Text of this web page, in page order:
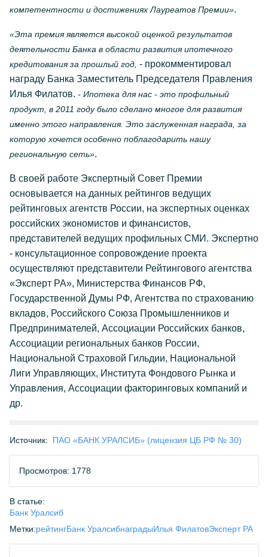
компетентности и достижениях Лауреатов Премии».
«Эта премия является высокой оценкой результатов
деятельности Банка в области развития ипотечного
кредитования за прошлый год, - прокомментировал
награду Банка Заместитель Председателя Правления
Илья Филатов. - Ипотека для нас - это профильный
продукт, в 2011 году было сделано многое для развития
именно этого направления. Это заслуженная награда, за
которую хочется особенно поблагодарить нашу
региональную сеть».
В своей работе Экспертный Совет Премии
основывается на данных рейтингов ведущих
рейтинговых агентств России, на экспертных оценках
российских экономистов и финансистов,
представителей ведущих профильных СМИ. Экспертно
- консультационное сопровождение проекта
осуществляют представители Рейтингового агентства
«Эксперт РА», Министерства Финансов РФ,
Государственной Думы РФ, Агентства по страхованию
вкладов, Российского Союза Промышленников и
Предпринимателей, Ассоциации Российских банков,
Ассоциации региональных банков России,
Национальной Страховой Гильдии, Национальной
Лиги Управляющих, Института Фондового Рынка и
Управления, Ассоциации факторинговых компаний и
др.
Источник: ПАО «БАНК УРАЛСИБ» (лицензия ЦБ РФ № 30)
Просмотров: 1778
В статье:
Банк Уралсиб
Метки:рейтингБанк УралсибнаградыИлья ФилатовЭксперт РА